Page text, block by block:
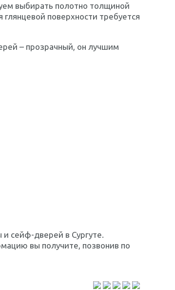
выбирать полотно толщиной
поверхности требуется
– прозрачный, он лучшим
сейф-дверей в Сургуте.
вы получите, позвонив по